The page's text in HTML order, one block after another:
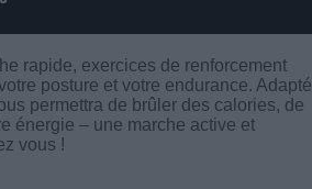
rapide, exercices de renforcement
posture et votre endurance. Adapté
permettra de brûler des calories, de
énergie – une marche active et
vous !